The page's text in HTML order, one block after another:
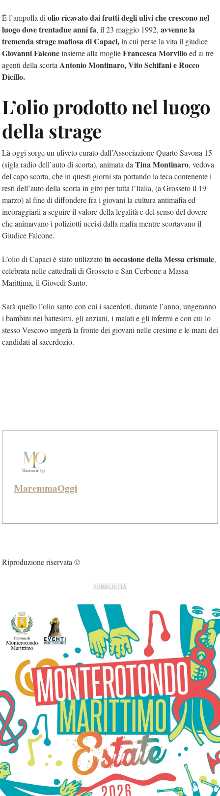
È l’ampolla di olio ricavato dai frutti degli ulivi che crescono nel
luogo dove trentadue anni fa, il 23 maggio 1992, avvenne la
tremenda strage mafiosa di Capaci,in cui perse la vita il giudice
Giovanni Falconeinsieme alla moglieFrancesca Morvilloed ai tre
agenti della scorta Antonio Montinaro, Vito Schifani e Rocco
Dicillo.
L’olio prodotto nel luogo
della strage
Là oggi sorge un uliveto curato dall’Associazione Quarto Savona 15
(sigla radio dell’auto di scorta), animata da Tina Montinaro, vedova
del capo scorta, che in questi giorni sta portando la teca contenente i
resti dell’auto della scorta in giro per tutta l’Italia, (a Grosseto il 19
marzo) al fine di diffondere fra i giovani la cultura antimafia ed
incoraggiarli a seguire il valore della legalità e del senso del dovere
che animavano i poliziotti uccisi dalla mafia mentre scortavano il
Giudice Falcone.
L’olio di Capaci è stato utilizzatoin occasione della Messa crismale,
celebrata nelle cattedrali di Grosseto e San Cerbone a Massa
Marittima, il Giovedì Santo.
Sarà quello l’olio santo con cui i sacerdoti, durante l’anno, ungeranno
i bambini nei battesimi, gli anziani, i malati e gli infermi e con cui lo
stesso Vescovo ungerà la fronte dei giovani nelle cresime e le mani dei
candidati al sacerdozio.
MaremmaOggi
Riproduzione riservata ©
PUBBLICITÀ